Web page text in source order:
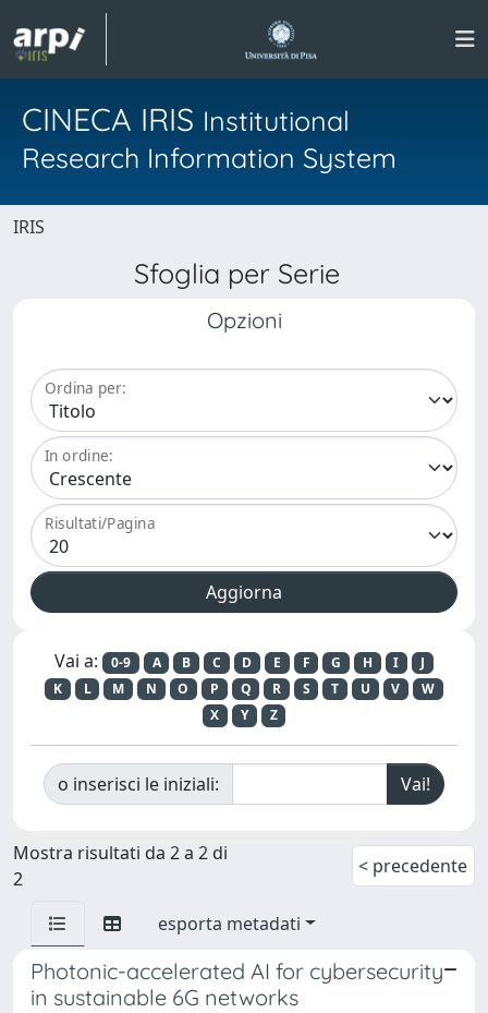
CINECA IRIS Institutional
Research Information System
IRIS
Sfoglia per Serie
Opzioni
Ordina per:
In ordine:
Risultati/Pagina
Vai a: 0-9 A B C D E F G H I
J
K
L M N O P Q R S T U V
W
X
Y Z
o inserisci le iniziali:
Mostra risultati da 2 a 2 di
2
< precedente
esporta metadati
Photonic-accelerated AI for cybersecurity
in sustainable 6G networks